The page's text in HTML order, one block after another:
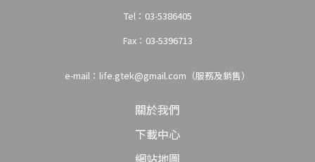
支援
Tel：03-5386405
Fax：03-5396713
e-mail： life.gtek@gmail.com（服務及銷售）
關於我們
下載中心